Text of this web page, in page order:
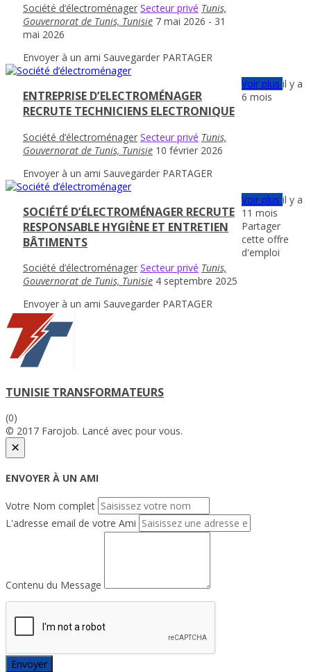
Société d’électroménager Secteur privé Tunis,
Gouvernorat de Tunis, Tunisie 7 mai 2026 - 31
mai 2026
Envoyer à un ami Sauvegarder PARTAGER
ENTREPRISE D’ELECTROMÉNAGER
RECRUTE TECHNICIENS ELECTRONIQUE
Société d’électroménager Secteur privé Tunis,
Gouvernorat de Tunis, Tunisie 10 février 2026
Envoyer à un ami Sauvegarder PARTAGER
Voir plusil y a
6 mois
SOCIÉTÉ D’ÉLECTROMÉNAGER RECRUTE
RESPONSABLE HYGIÈNE ET ENTRETIEN
BÂTIMENTS
Société d’électroménager Secteur privé Tunis,
Gouvernorat de Tunis, Tunisie 4 septembre 2025
Envoyer à un ami Sauvegarder PARTAGER
Voir plusil y a
11 mois
Partager
cette offre
d'emploi
TUNISIE TRANSFORMATEURS
(0)
© 2017 Farojob. Lancé avec pour vous.
×
ENVOYER À UN AMI
Votre Nom complet
L'adresse email de votre Ami
Contenu du Message
Envoyer